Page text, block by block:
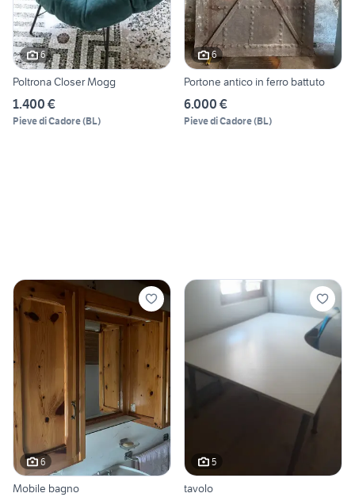
6
Poltrona Closer Mogg
1.400 €
Pieve di Cadore(BL)
6
Portone antico in ferro battuto
6.000 €
Pieve di Cadore(BL)
6
Mobile bagno
5
tavolo